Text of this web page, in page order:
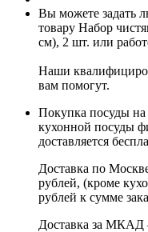
Вы можете задать
товару Набор
см), 2 шт. или
Наши
вам помогут.
Покупка посуды на
кухонной посуды
доставляется
Доставка по
рублей, (кроме
рублей к сумме
Доставка за МКАД